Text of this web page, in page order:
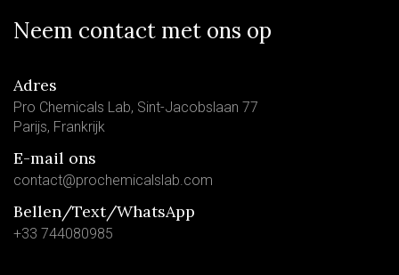
Neem contact met ons op
Adres
Pro Chemicals Lab, Sint-Jacobslaan 77
Parijs, Frankrijk
E-mail ons
contact@prochemicalslab.com
Bellen/Text/WhatsApp
+33 744080985